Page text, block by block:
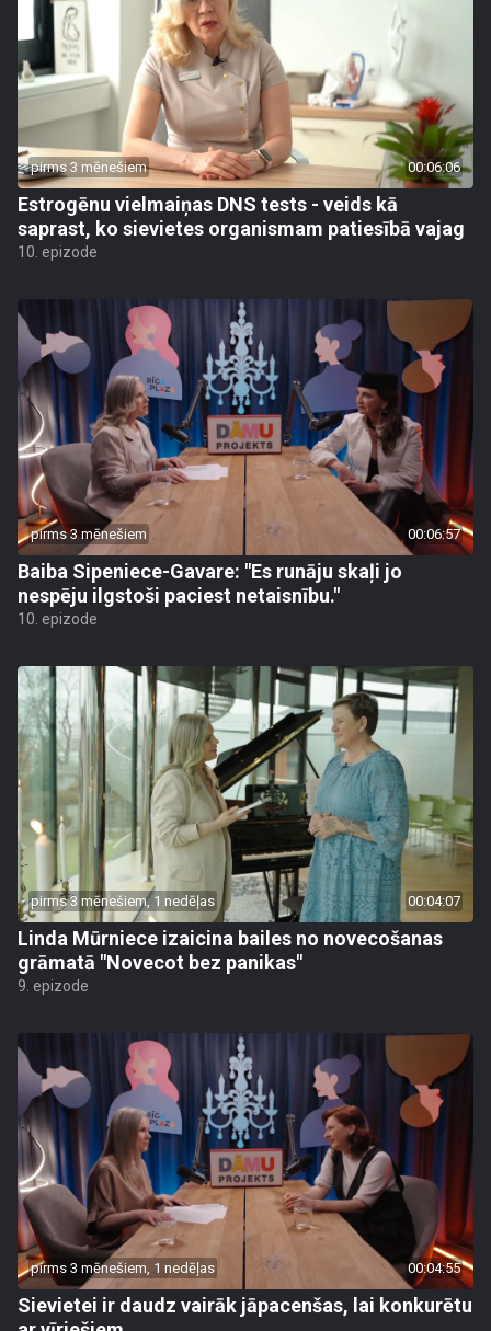
pirms 3 mēnešiem 00:06:06
Estrogēnu vielmaiņas DNS tests - veids kā
saprast, ko sievietes organismam patiesībā vajag
10. epizode
pirms 3 mēnešiem 00:06:57
Baiba Sipeniece-Gavare: "Es runāju skaļi jo
nespēju ilgstoši paciest netaisnību."
10. epizode
pirms 3 mēnešiem, 1 nedēļas 00:04:07
Linda Mūrniece izaicina bailes no novecošanas
grāmatā "Novecot bez panikas"
9. epizode
pirms 3 mēnešiem, 1 nedēļas 00:04:55
Sievietei ir daudz vairāk jāpacenšas, lai konkurētu